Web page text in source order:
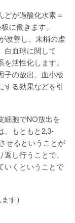
どが過酸化水素＝
に働きます。
改善し、末梢の虚
白血球に関して
活性化します。
子の放出、血小板
する効果などを引
細胞でNO放出を
、もともと2,3-
せるということが
し行うことで、
いくということで
す）